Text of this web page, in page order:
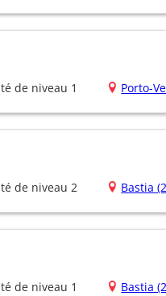
de niveau 1 Porto-
de niveau 2 Bastia
de niveau 1 Bastia